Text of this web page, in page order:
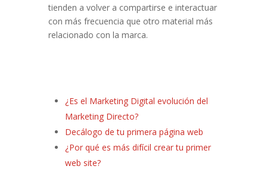
tienden a volver a compartirse e interactuar
con más frecuencia que otro material más
relacionado con la marca.
¿Es el Marketing Digital evolución del
Marketing Directo?
Decálogo de tu primera página web
¿Por qué es más difícil crear tu primer
web site?